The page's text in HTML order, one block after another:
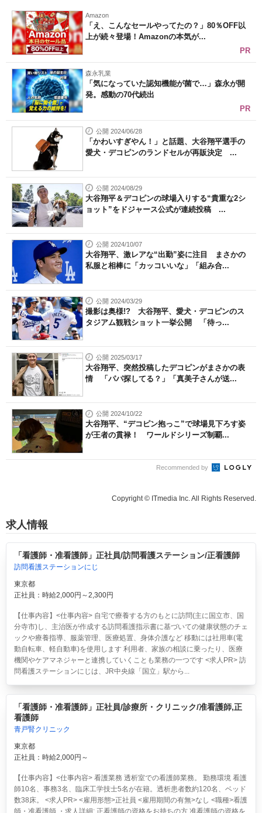
Amazon
「え、こんなセールやってたの？」80％OFF以
上が続々登場！Amazonの本気が...
PR
森永乳業
「気になっていた認知機能が菌で…」森永が開
発。感動の70代続出
PR
公開 2024/06/28
「かわいすぎやん！」と話題、大谷翔平選手の
愛犬・デコピンのランドセルが再販決定 ...
公開 2024/08/29
大谷翔平＆デコピンの球場入りする“貴重な2シ
ョット”をドジャース公式が連続投稿 ...
公開 2024/10/07
大谷翔平、激レアな“出勤”姿に注目 まさかの
私服と相棒に「カッコいいな」「組み合...
公開 2024/03/29
撮影は奥様!? 大谷翔平、愛犬・デコピンのス
タジアム観戦ショット一挙公開 「待っ...
公開 2025/03/17
大谷翔平、突然投稿したデコピンがまさかの表
情 「パパ探してる？」「真美子さんが送...
公開 2024/10/22
大谷翔平、“デコピン抱っこ”で球場見下ろす姿
が王者の貫禄！ ワールドシリーズ制覇...
Recommended by
Copyright © ITmedia Inc. All Rights Reserved.
求人情報
「看護師・准看護師」正社員/訪問看護ステーション/正看護師
訪問看護ステーションにじ
東京都
正社員：時給2,000円～2,300円
【仕事内容】<仕事内容> 自宅で療養する方のもとに訪問(主に国立市、国
分寺市)し、主治医が作成する訪問看護指示書に基づいての健康状態のチェ
ックや療養指導、服薬管理、医療処置、身体介護など 移動には社用車(電
動自転車、軽自動車)を使用します 利用者、家族の相談に乗ったり、医療
機関やケアマネジャーと連携していくことも業務の一つです <求人PR> 訪
問看護ステーションにじは、JR中央線「国立」駅から...
「看護師・准看護師」正社員/診療所・クリニック/准看護師,正
看護師
青戸腎クリニック
東京都
正社員：時給2,000円～
【仕事内容】<仕事内容> 看護業務 透析室での看護師業務。 勤務環境 看護
師10名、事務3名、臨床工学技士5名が在籍。透析患者数約120名、ベッド
数38床。 <求人PR> <雇用形態>正社員 <雇用期間の有無>なし <職種>看護